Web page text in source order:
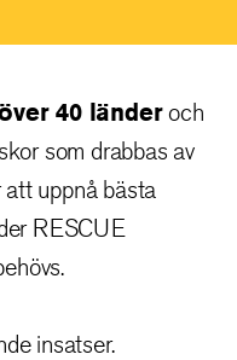
40 länderoch
som drabbas av
uppnå bästa
RESCUE
insatser.